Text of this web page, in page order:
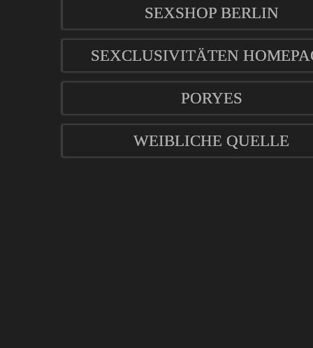
SEXSHOP BERLIN
SEXCLUSIVITÄTEN
PORYES
WEIBLICHE QUELLE